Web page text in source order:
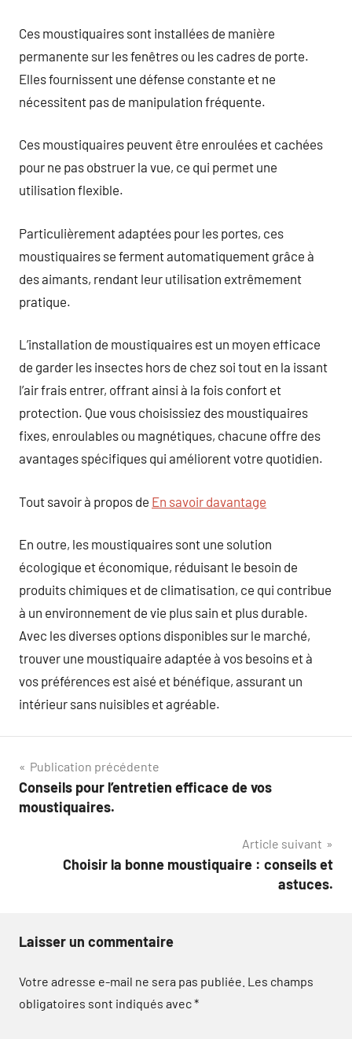
Ces moustiquaires sont installées de manière
permanente sur les fenêtres ou les cadres de porte.
Elles fournissent une défense constante et ne
nécessitent pas de manipulation fréquente.
Ces moustiquaires peuvent être enroulées et cachées
pour ne pas obstruer la vue, ce qui permet une
utilisation flexible.
Particulièrement adaptées pour les portes, ces
moustiquaires se ferment automatiquement grâce à
des aimants, rendant leur utilisation extrêmement
pratique.
L’installation de moustiquaires est un moyen efficace
de garder les insectes hors de chez soi tout en la issant
l’air frais entrer, offrant ainsi à la fois confort et
protection. Que vous choisissiez des moustiquaires
fixes, enroulables ou magnétiques, chacune offre des
avantages spécifiques qui améliorent votre quotidien.
Tout savoir à propos de En savoir davantage
En outre, les moustiquaires sont une solution
écologique et économique, réduisant le besoin de
produits chimiques et de climatisation, ce qui contribue
à un environnement de vie plus sain et plus durable.
Avec les diverses options disponibles sur le marché,
trouver une moustiquaire adaptée à vos besoins et à
vos préférences est aisé et bénéfique, assurant un
intérieur sans nuisibles et agréable.
Navigation
de
Publication précédente
Conseils pour l’entretien efficace de vos
moustiquaires.
Article suivant
Choisir la bonne moustiquaire : conseils et
astuces.
Laisser un commentaire
Votre adresse e-mail ne sera pas publiée. Les champs
obligatoires sont indiqués avec*